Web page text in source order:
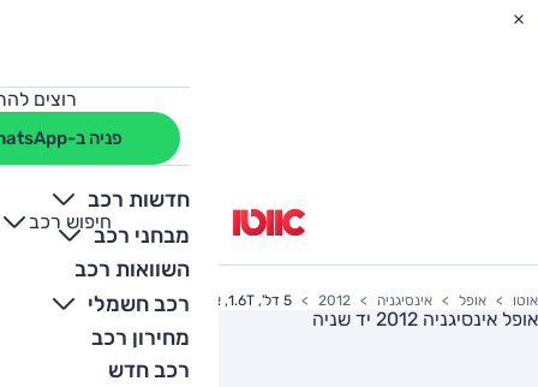
רוצים
פניה ב-WhatsApp
חדשות רכב
מבחני רכב
השוואות רכב
רכב חשמלי
מחירון רכב
רכב חדש
חיפוש רכב
+
-
אוטו אופל אינסיגניה 2012 5 דל', 1.6T, אוט', EDITION
אופל אינסיגניה 2012 יד שניה